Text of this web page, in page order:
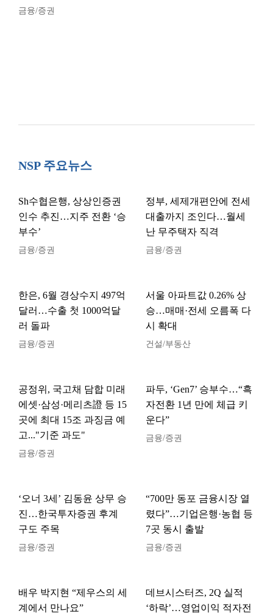
금융/증권
NSP 주요뉴스
Sh수협은행, 상상인증권
인수 추진…지주 전환 ‘승
부수’
금융/증권
정부, 세제개편안에 전세
대출까지 조인다…월세
난 무주택자 직격
금융/증권
한은, 6월 경상수지 497억
달러…수출 첫 1000억달
러 돌파
금융/증권
서울 아파트값 0.26% 상
승…매매·전세 오름폭 다
시 확대
건설/부동산
공정위, 국고채 담합 미래
에셋·삼성·메리츠證 등 15
곳에 최대 15조 과징금 예
고..."기준 과도"
금융/증권
파두, ‘Gen7’ 승부수…“흑
자전환 1년 만에 체급 키
운다”
금융/증권
‘오너 3세’ 김동윤 상무 승
진…한국투자증권 후계
구도 주목
금융/증권
“700만 동포 금융시장 열
렸다”…기업은행·농협 등
7곳 동시 출발
금융/증권
배우 박지현 “제우스의 세
계에서 만나요”
데브시스터즈, 2Q 실적
‘하락’…영업이익 적자전